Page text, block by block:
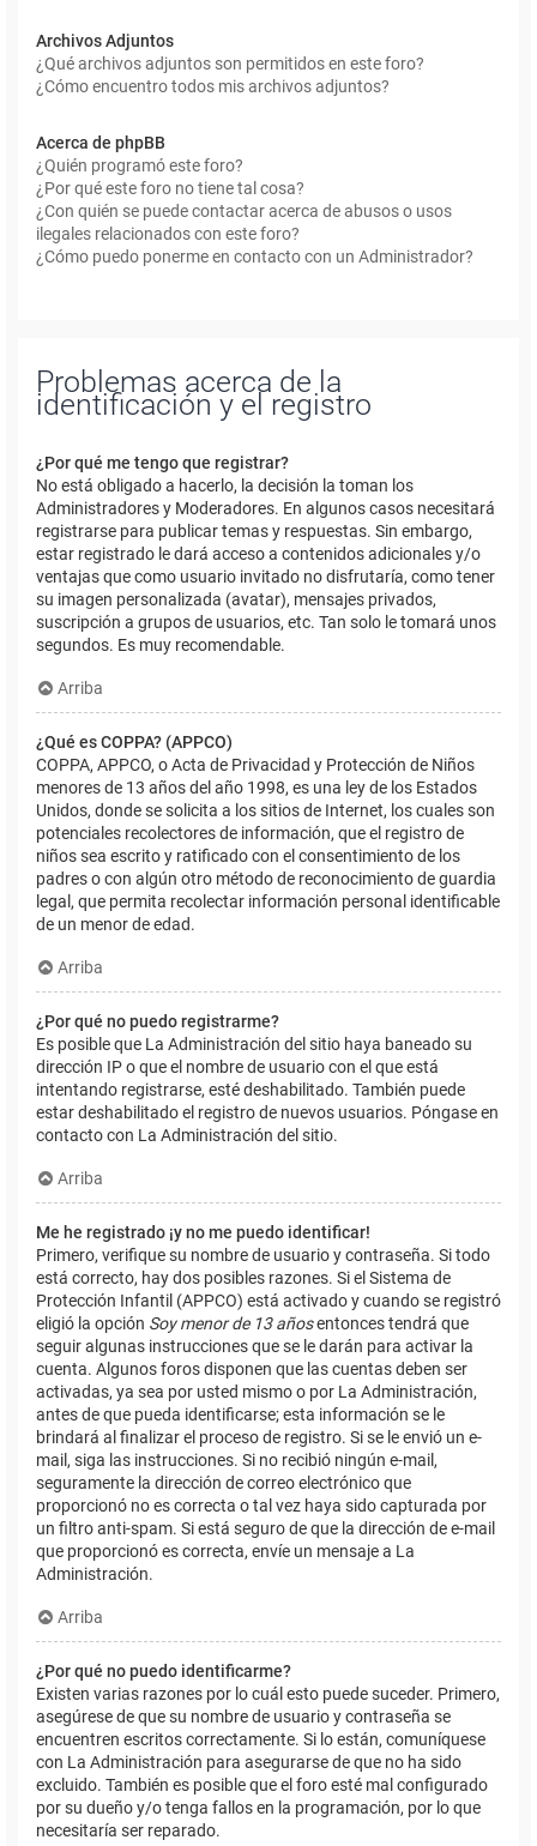
Archivos Adjuntos
¿Qué archivos adjuntos son permitidos en este foro?
¿Cómo encuentro todos mis archivos adjuntos?
Acerca de phpBB
¿Quién programó este foro?
¿Por qué este foro no tiene tal cosa?
¿Con quién se puede contactar acerca de abusos o usos
ilegales relacionados con este foro?
¿Cómo puedo ponerme en contacto con un Administrador?
Problemas acerca de la
identificación y el registro
¿Por qué me tengo que registrar?
No está obligado a hacerlo, la decisión la toman los
Administradores y Moderadores. En algunos casos necesitará
registrarse para publicar temas y respuestas. Sin embargo,
estar registrado le dará acceso a contenidos adicionales y/o
ventajas que como usuario invitado no disfrutaría, como tener
su imagen personalizada (avatar), mensajes privados,
suscripción a grupos de usuarios, etc. Tan solo le tomará unos
segundos. Es muy recomendable.
Arriba
¿Qué es COPPA? (APPCO)
COPPA, APPCO, o Acta de Privacidad y Protección de Niños
menores de 13 años del año 1998, es una ley de los Estados
Unidos, donde se solicita a los sitios de Internet, los cuales son
potenciales recolectores de información, que el registro de
niños sea escrito y ratificado con el consentimiento de los
padres o con algún otro método de reconocimiento de guardia
legal, que permita recolectar información personal identificable
de un menor de edad.
Arriba
¿Por qué no puedo registrarme?
Es posible que La Administración del sitio haya baneado su
dirección IP o que el nombre de usuario con el que está
intentando registrarse, esté deshabilitado. También puede
estar deshabilitado el registro de nuevos usuarios. Póngase en
contacto con La Administración del sitio.
Arriba
Me he registrado ¡y no me puedo identificar!
Primero, verifique su nombre de usuario y contraseña. Si todo
está correcto, hay dos posibles razones. Si el Sistema de
Protección Infantil (APPCO) está activado y cuando se registró
eligió la opción Soy menor de 13 añosentonces tendrá que
seguir algunas instrucciones que se le darán para activar la
cuenta. Algunos foros disponen que las cuentas deben ser
activadas, ya sea por usted mismo o por La Administración,
antes de que pueda identificarse; esta información se le
brindará al finalizar el proceso de registro. Si se le envió un e-
mail, siga las instrucciones. Si no recibió ningún e-mail,
seguramente la dirección de correo electrónico que
proporcionó no es correcta o tal vez haya sido capturada por
un filtro anti-spam. Si está seguro de que la dirección de e-mail
que proporcionó es correcta, envíe un mensaje a La
Administración.
Arriba
¿Por qué no puedo identificarme?
Existen varias razones por lo cuál esto puede suceder. Primero,
asegúrese de que su nombre de usuario y contraseña se
encuentren escritos correctamente. Si lo están, comuníquese
con La Administración para asegurarse de que no ha sido
excluido. También es posible que el foro esté mal configurado
por su dueño y/o tenga fallos en la programación, por lo que
necesitaría ser reparado.